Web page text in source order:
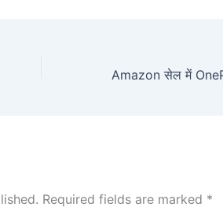
Required fields are marked *